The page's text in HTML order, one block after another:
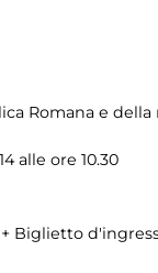
Romana e
alle ore 10.30
Biglietto